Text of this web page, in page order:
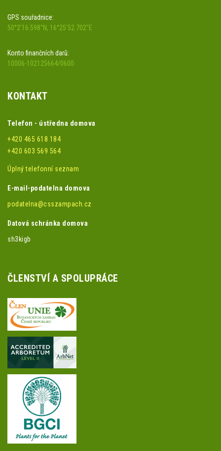
GPS souřadnice:
50°2'16.598"N, 16°25'52.702"E
Konto finančních darů:
10006-102125664/0600
KONTAKT
Telefon - ústředna domova
+420 465 618 184
+420 603 569 564
Úplný telefonní seznam
E-mail-podatelna domova
podatelna@csszampach.cz
Datová schránka domova
sh3kigb
ČLENSTVÍ A SPOLUPRÁCE